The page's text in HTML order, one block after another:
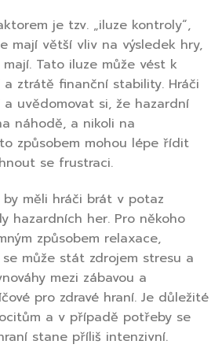
je tzv. „iluze kontroly“,
mají větší vliv na výsledek hry,
Tato iluze může vést k
a ztrátě finanční stability. Hráči
uvědomovat si, že hazardní
náhodě, a nikoli na
způsobem mohou lépe řídit
se frustraci.
měli hráči brát v potaz
hazardních her. Pro někoho
způsobem relaxace,
může stát zdrojem stresu a
mezi zábavou a
pro zdravé hraní. Je důležité
a v případě potřeby se
stane příliš intenzivní.